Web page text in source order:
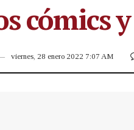
cómics
viernes, 28 enero 2022 7:07 AM